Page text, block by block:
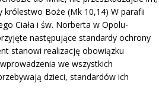
królestwo Boże (Mk 10,14) W parafii
Ciała i św. Norberta w Opolu-
następujące standardy ochrony
stanowi realizację obowiązku
we wszystkich
dzieci, standardów ich